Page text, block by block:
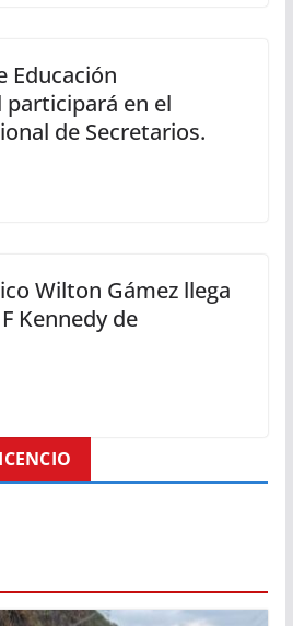
Educación
en el
de Secretarios.
Wilton Gámez llega
Kennedy de